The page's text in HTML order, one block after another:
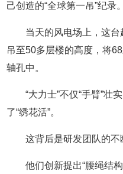
己创造的“全球第一吊”纪录。
当天的风电场上，这
吊至50多层楼的高度，将
轴孔中。
“大力士”不仅“手臂”壮
了“绣花活”。
这背后是研发团队的不
他们创新提出“腰绳结